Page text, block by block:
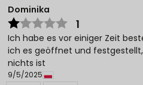
Dominika
1
Ich habe es vor einiger Zeit
ich es geöffnet und festgestellt,
nichts ist
9/5/2025